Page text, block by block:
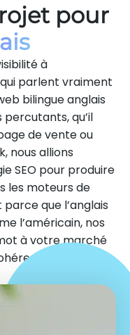
pour
à
parlent vraiment
bilingue anglais
qu’il
de vente ou
nous allions
SEO pour produire
les moteurs de
que l’anglais
l’américain, nos
à votre marché
et